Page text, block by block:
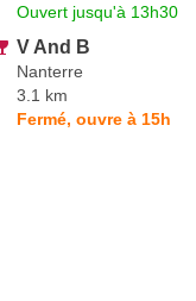
Ouvert jusqu'à 13h30
V And B
Nanterre
3.1 km
Fermé, ouvre à 15h